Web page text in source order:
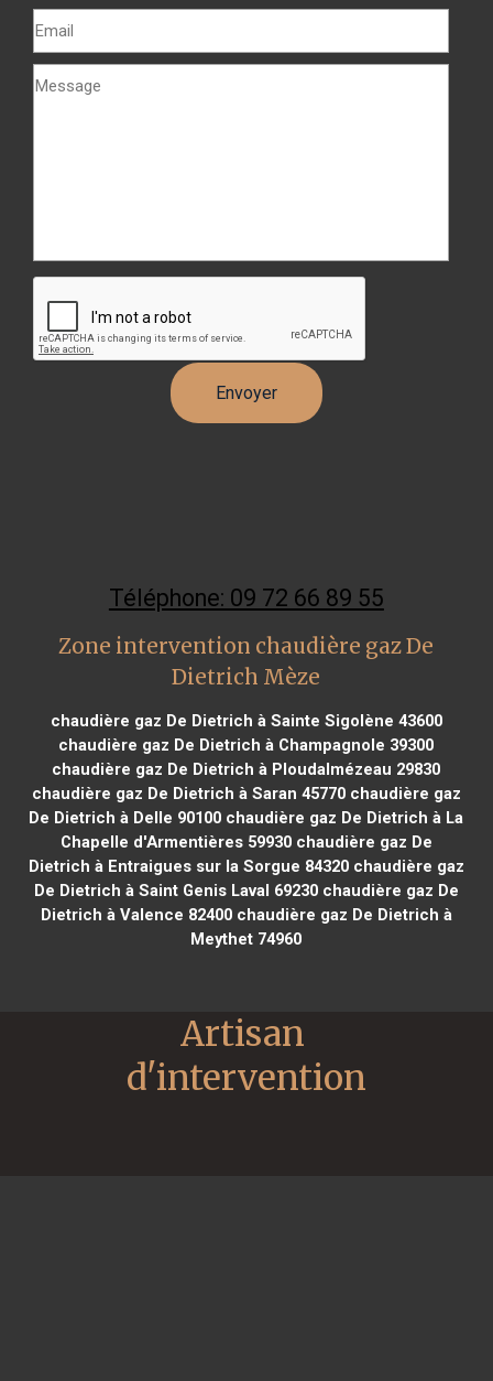
Téléphone: 09 72 66 89 55
Zone intervention chaudière gaz De
Dietrich Mèze
chaudière gaz De Dietrich à Sainte Sigolène 43600
chaudière gaz De Dietrich à Champagnole 39300
chaudière gaz De Dietrich à Ploudalmézeau 29830
chaudière gaz De Dietrich à Saran 45770chaudière gaz
De Dietrich à Delle 90100 chaudière gaz De Dietrich à La
Chapelle d'Armentières 59930chaudière gaz De
Dietrich à Entraigues sur la Sorgue 84320chaudière gaz
De Dietrich à Saint Genis Laval 69230chaudière gaz De
Dietrich à Valence 82400chaudière gaz De Dietrich à
Meythet 74960
Artisan
d'intervention